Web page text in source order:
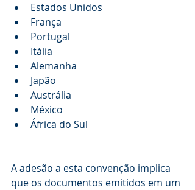
Estados Unidos
França
Portugal
Itália
Alemanha
Japão
Austrália
México
África do Sul
A adesão a esta convenção implica
que os documentos emitidos em um